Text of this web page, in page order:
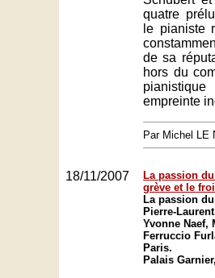
quatre
le pianiste
de sa
hors du
empreinte
Par Michel LE
18/11/2007
La passion
grève et le
La passion
Pierre-
Yvonne Naef,
Ferruccio
Paris.
Palais